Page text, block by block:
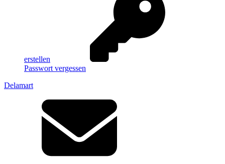
erstellen
Passwort vergessen
Delamart